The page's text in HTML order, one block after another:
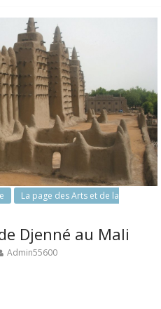
La page des Arts et de la
Djenné au Mali
Admin55600